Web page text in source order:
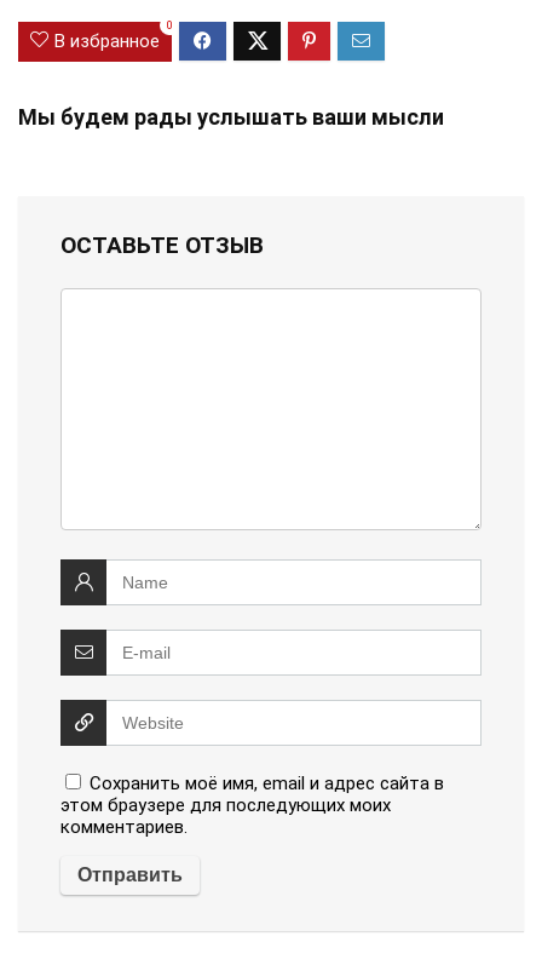
В избранное
0
Мы будем рады услышать ваши мысли
ОСТАВЬТЕ ОТЗЫВ
Сохранить моё имя, email и адрес сайта в
этом браузере для последующих моих
комментариев.